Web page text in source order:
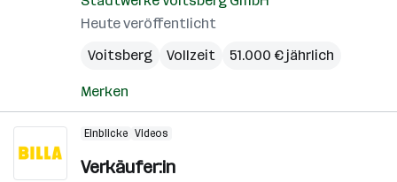
Heute veröffentlicht
Voitsberg
Vollzeit 51.000 € jährlich
Merken
Einblicke Videos
Verkäufer:in